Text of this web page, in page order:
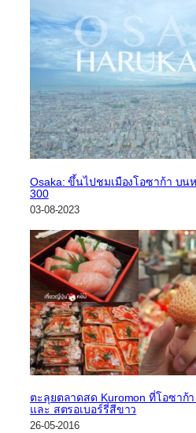
Osaka: ขึ้นไปชมเมืองโอซาก้า บน
300
03-08-2023
ตะลุยตลาดสด Kuromon ที่โอซาก้
และ สตรอเบอร์รี่สีขาว
26-05-2016